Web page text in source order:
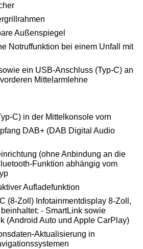
Außenspiegel
Notruffunktion bei einem Unfall mit
ein USB-Anschluss (Typ-C) an
Mittelarmlehne
C) in der Mittelkonsole vorn
DAB+ (DAB Digital Audio
(ohne Anbindung an die
Funktion abhängig vom
Aufladefunktion
(8-Zoll) Infotainmentdisplay 8-Zoll,
- SmartLink sowie
(Android Auto und Apple CarPlay)
Aktualisierung in